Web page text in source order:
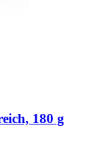
180 g